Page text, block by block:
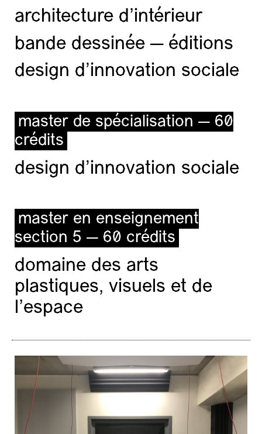
architecture d’intérieur
bande dessinée — éditions
design d'innovation sociale
master de spécialisation — 60
crédits
design d'innovation sociale
master en enseignement
section 5 — 60 crédits
domaine des arts
plastiques, visuels et de
l’espace